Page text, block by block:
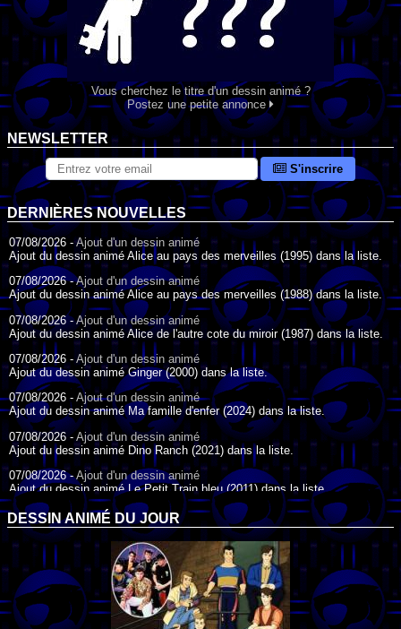
Vous cherchez le titre d'un dessin animé ?
Postez une petite annonce
NEWSLETTER
S'inscrire
DERNIÈRES NOUVELLES
07/08/2026 -Ajout d'un dessin animé
Ajout du dessin animé Alice au pays des merveilles (1995) dans la liste.
07/08/2026 -Ajout d'un dessin animé
Ajout du dessin animé Alice au pays des merveilles (1988) dans la liste.
07/08/2026 -Ajout d'un dessin animé
Ajout du dessin animé Alice de l'autre cote du miroir (1987) dans la liste.
07/08/2026 - Ajout d'un dessin animé
Ajout du dessin animé Ginger (2000) dans la liste.
07/08/2026 - Ajout d'un dessin animé
Ajout du dessin animé Ma famille d'enfer (2024) dans la liste.
07/08/2026 -Ajout d'un dessin animé
Ajout du dessin animé Dino Ranch (2021) dans la liste.
07/08/2026 -Ajout d'un dessin animé
Ajout du dessin animé Le Petit Train bleu (2011) dans la liste.
07/08/2026 - Ajout d'un dessin animé
Ajout du dessin animé Agent Spécial Oso (2009) dans la liste.
17/07/2026 -
Ajout d'un dessin animé
Ajout du dessin animé Peter Pan (1988) dans la liste.
17/07/2026 - Ajout d'un dessin animé
Ajout du dessin animé Le Bossu de Notre-Dame (1996) dans la liste.
DESSIN ANIMÉ DU JOUR